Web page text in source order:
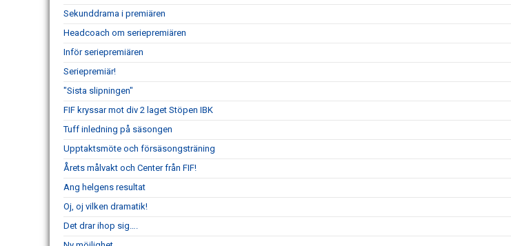
Sekunddrama i premiären
Headcoach om seriepremiären
Inför seriepremiären
Seriepremiär!
"Sista slipningen"
FIF kryssar mot div 2 laget Stöpen IBK
Tuff inledning på säsongen
Upptaktsmöte och försäsongsträning
Årets målvakt och Center från FIF!
Ang helgens resultat
Oj, oj vilken dramatik!
Det drar ihop sig….